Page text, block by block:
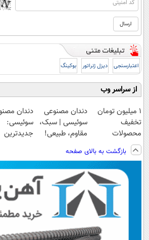
اعتبارسنجی دیزل ژنراتور بوکینگ
از سراسر وب
۱ میلیون تومان
تخفیف
محصولات
لاغری؛ یک قدم
نزدیک‌تر به
شروع کاهش
دندان مصنوعی
سوئیسی | سبک،
مقاوم، طبیعی!
رایگان+پرداخت
اقساطی😍
دندان
سوئیسی:
جدیدترین
پرداخت
بازگشت به بالای صفحه